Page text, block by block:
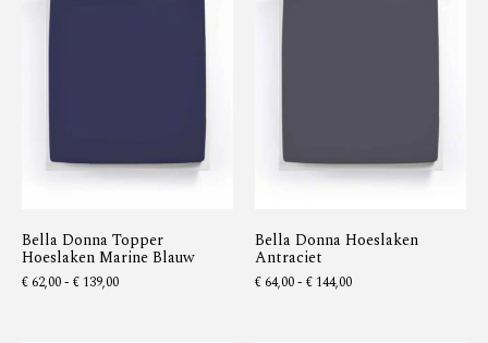
Bella Donna Topper
Hoeslaken Marine Blauw
€ 62,00- €139,00
Bella Donna Hoeslaken
Antraciet
€ 64,00- €144,00